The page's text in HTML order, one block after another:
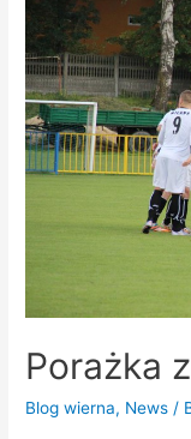
Porażka
Blog wierna, News /